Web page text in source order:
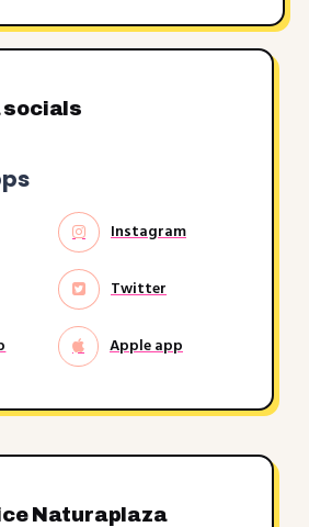
socials
Instagram
Twitter
Apple app
Naturaplaza